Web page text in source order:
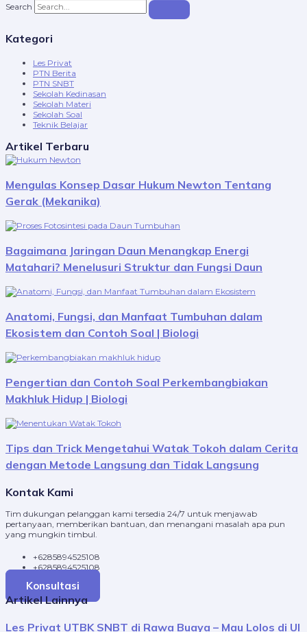
Search
Kategori
Les Privat
PTN Berita
PTN SNBT
Sekolah Kedinasan
Sekolah Materi
Sekolah Soal
Teknik Belajar
Artikel Terbaru
Mengulas Konsep Dasar Hukum Newton Tentang
Gerak (Mekanika)
Bagaimana Jaringan Daun Menangkap Energi
Matahari? Menelusuri Struktur dan Fungsi Daun
Anatomi, Fungsi, dan Manfaat Tumbuhan dalam
Ekosistem dan Contoh Soal | Biologi
Pengertian dan Contoh Soal Perkembangbiakan
Makhluk Hidup | Biologi
Tips dan Trick Mengetahui Watak Tokoh dalam Cerita
dengan Metode Langsung dan Tidak Langsung
Kontak Kami
Tim dukungan pelanggan kami tersedia 24/7 untuk menjawab
pertanyaan, memberikan bantuan, dan menangani masalah apa pun
yang mungkin timbul.
+6285894525108
+6285894525108
Konsultasi
Artikel Lainnya
Les Privat UTBK SNBT di Rawa Buaya – Mau Lolos di UI